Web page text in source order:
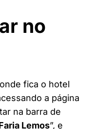
no
fica o hotel
a página
na barra de
Lemos”, e